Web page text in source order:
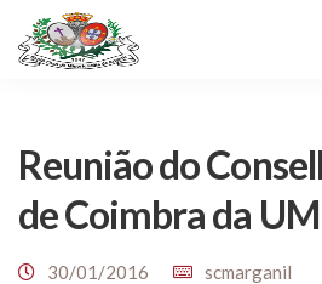
Reunião do
de Coimbra da
30/01/2016 scmarganil